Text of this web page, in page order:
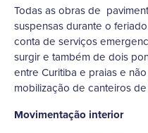
Todas as obras de
suspensas durante o
conta de serviços
surgir e também de dois
entre Curitiba e praias e
mobilização de canteiros
Movimentação interior